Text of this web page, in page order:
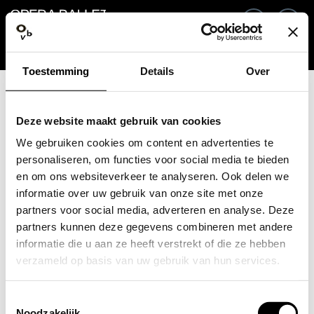
Toestemming Details Over
Deze website maakt gebruik van cookies
We gebruiken cookies om content en advertenties te
personaliseren, om functies voor social media te bieden
en om ons websiteverkeer te analyseren. Ook delen we
informatie over uw gebruik van onze site met onze
partners voor social media, adverteren en analyse. Deze
partners kunnen deze gegevens combineren met andere
informatie die u aan ze heeft verstrekt of die ze hebben
verzameld op basis van uw gebruik van hun services.
Password Forgot password?
Create profile